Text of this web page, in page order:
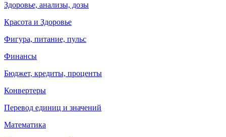
Здоровье, анализы, дозы
Красота и Здоровье
Фигура, питание, пульс
Финансы
Бюджет, кредиты, проценты
Конвертеры
Перевод единиц и значений
Математика